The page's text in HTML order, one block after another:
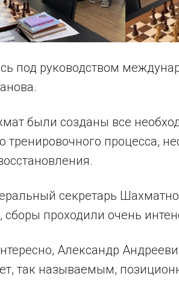
под руководством
были созданы все
тренировочного процесса,
секретарь
проходили очень
Александр
так называемым,